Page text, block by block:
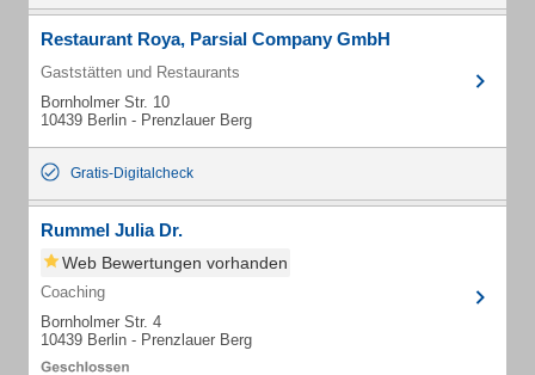
Restaurant Roya, Parsial Company GmbH
Gaststätten und Restaurants
Bornholmer Str. 10
10439 Berlin - Prenzlauer Berg
Gratis-Digitalcheck
Rummel Julia Dr.
Web Bewertungen vorhanden
Coaching
Bornholmer Str. 4
10439 Berlin - Prenzlauer Berg